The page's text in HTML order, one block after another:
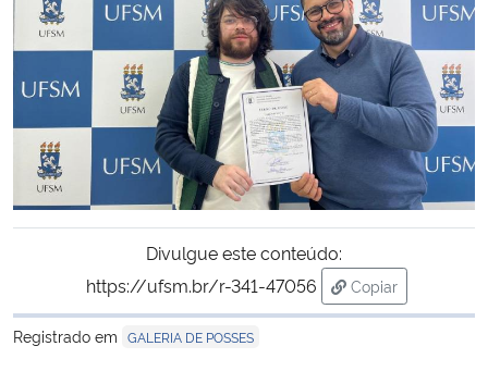
Ministério do Meio Ambiente
Ministério do Turismo
Ministério do Desenvolvimento Regional
Controladoria-Geral da União
Ministério da Mulher, da Família e dos Direitos Humanos
Divulgue este conteúdo:
https://ufsm.br/r-341-47056
Copiar
para área de
Registrado em GALERIA DE POSSES